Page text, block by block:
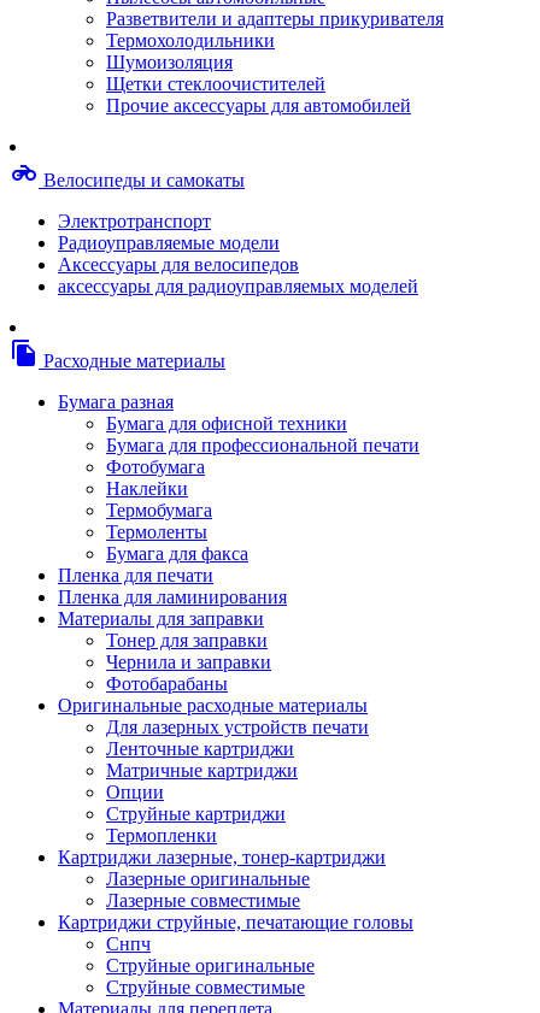
Степлерные скобы, скрепки
Термопленки
Термоузлы/печки/тэны
Тормозные площадки
Узлы/комплекты переноса изображений
Шлейфы
Баллоны со сжатым воздухом
Салфетки для чистки оргтехники
Скотч, фломастеры
Чистящие спреи, жидкости и пены
Картриджи для специализированных
Другие картриджи и твердые чернила
Картриджи и твердые чернила
Картриджи матричные, чернила
Расходные материалы для профессиональной
печати
Электрика
Изделия для прокладки кабеля и
Арматура кабельная/изоляционные
материалы
Гильза соединительная для
алюминиевых проводников под
опрессовку
проводников под опрессовку
Гильза соединительная со
болтами
Заглушка термоусадочная
ответвительный
Муфта кабельная концевая
Муфта кабельная соединительная
Наконечник быстроразмыкаемый
Наконечник кабельный со
Наконечник кабельный трубчатый
медных проводников
Разветвители и адаптеры прикуривателя
Термохолодильники
Шумоизоляция
Щетки стеклоочистителей
Прочие аксессуары для автомобилей
motorcycle Велосипеды и самокаты
Электротранспорт
Радиоуправляемые модели
Аксессуары для велосипедов
аксессуары для радиоуправляемых моделей
file_copy Расходные материалы
Бумага разная
Бумага для офисной техники
Бумага для профессиональной печати
Фотобумага
Наклейки
Термобумага
Термоленты
Бумага для факса
Пленка для печати
Пленка для ламинирования
Материалы для заправки
Тонер для заправки
Чернила и заправки
Фотобарабаны
Оригинальные расходные материалы
Для лазерных устройств печати
Ленточные картриджи
Матричные картриджи
Опции
Струйные картриджи
Термопленки
Картриджи лазерные, тонер-картриджи
Лазерные оригинальные
Лазерные совместимые
Картриджи струйные, печатающие головы
Снпч
Струйные оригинальные
Струйные совместимые
Материалы для переплета